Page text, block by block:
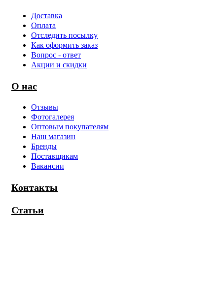
Доставка
Оплата
Отследить посылку
Как оформить заказ
Вопрос - ответ
Акции и скидки
О нас
Отзывы
Фотогалерея
Оптовым покупателям
Наш магазин
Бренды
Поставщикам
Вакансии
Контакты
Статьи